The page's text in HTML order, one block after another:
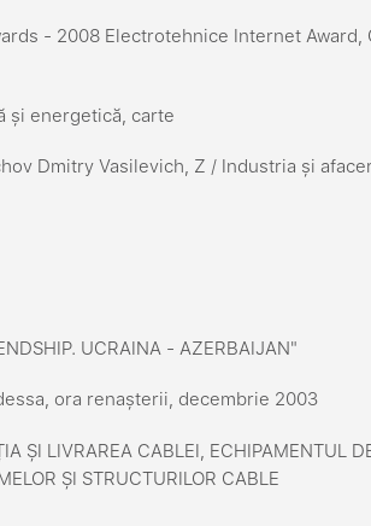
- 2008 Electrotehnice Internet Award,
și energetică, carte
Dmitry Vasilevich, Z / Industria și
UCRAINA - AZERBAIJAN"
ora renașterii, decembrie 2003
LIVRAREA CABLEI, ECHIPAMENTUL
ȘI STRUCTURILOR CABLE